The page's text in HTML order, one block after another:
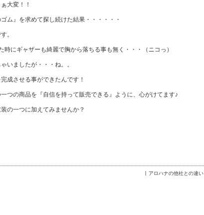
大変！！
ム』を求めて探し続けた結果・・・・・・
。
にギャザーも綺麗で胸から落ちる事も無く・・・（ニコっ）
いましたが・・・ね。。
成させる事ができたんです！
つの商品を『自信を持って販売できる』ように、心がけてます♪
の一つに加えてみませんか？
アロハナの他社との違い